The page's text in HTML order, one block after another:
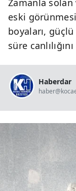
Zamanla solan
eski
boyaları,
süre
Haberdar